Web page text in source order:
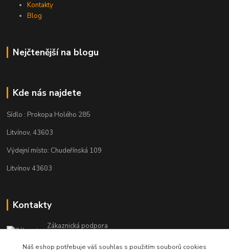
Kontakty
Blog
Nejčtenější na blogu
Kde nás najdete
Sídlo : Prokopa Holého 285
Litvínov, 43603
Výdejní místo: Chudeřínská 109
Litvínov 43603
Kontakty
Zákaznická podpora
(Po-Pá, 8-16 hod.)
Náš eshop potřebuje váš souhlas s použitím souborů cookies